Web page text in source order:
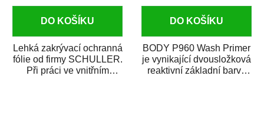
DO KOŠÍKU
Lehká zakrývací ochranná
fólie od firmy SCHULLER.
Při práci ve vnitřním
DO KOŠÍKU
BODY P960 Wash Primer
je vynikající dvousložková
reaktivní základní barva